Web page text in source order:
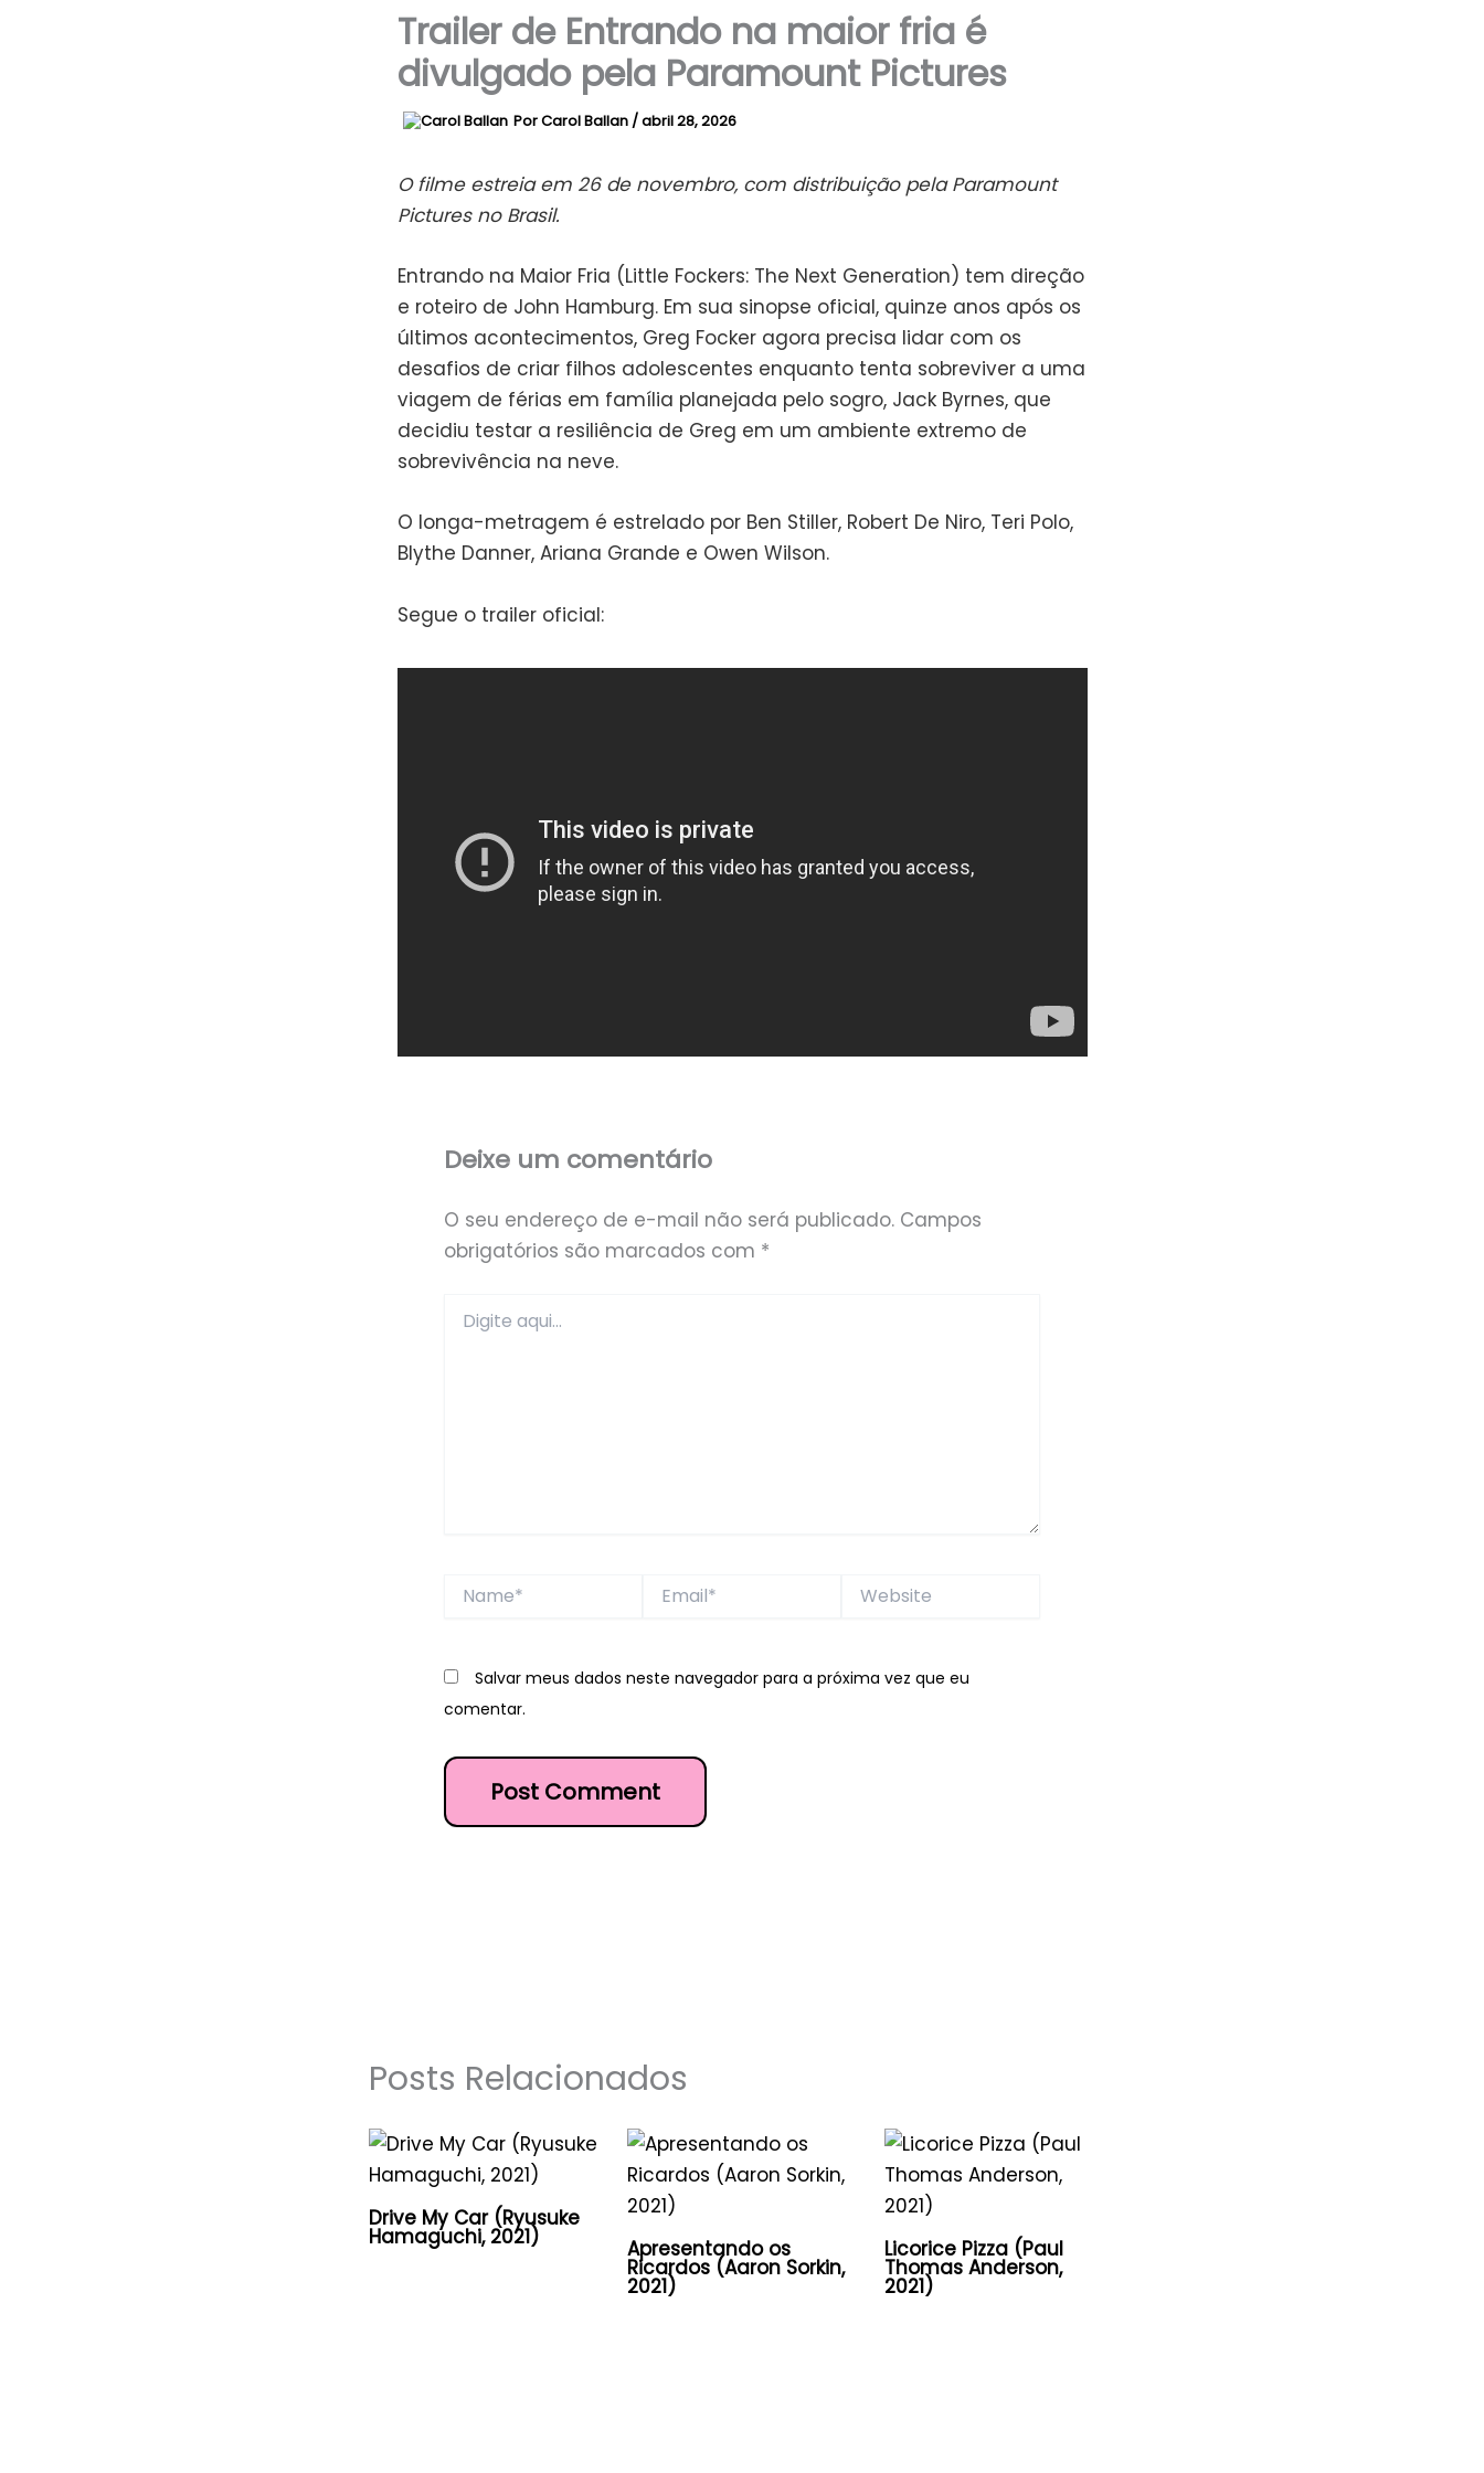
Trailer de Entrando na maior fria é
divulgado pela Paramount Pictures
PorCarol Ballan /abril 28, 2026
O filme estreia em 26 de novembro, com distribuição pela Paramount
Pictures no Brasil.
Entrando na Maior Fria (Little Fockers: The Next Generation) tem direção
e roteiro de John Hamburg. Em sua sinopse oficial, quinze anos após os
últimos acontecimentos, Greg Focker agora precisa lidar com os
desafios de criar filhos adolescentes enquanto tenta sobreviver a uma
viagem de férias em família planejada pelo sogro, Jack Byrnes, que
decidiu testar a resiliência de Greg em um ambiente extremo de
sobrevivência na neve.
O longa-metragem é estrelado por Ben Stiller, Robert De Niro, Teri Polo,
Blythe Danner, Ariana Grande e Owen Wilson.
Segue o trailer oficial:
Deixe um comentário
O seu endereço de e-mail não será publicado. Campos
obrigatórios são marcados com *
aqui...
Website
Salvar meus dados neste navegador para a próxima vez que eu
comentar.
Posts Relacionados
Drive My Car (Ryusuke
Hamaguchi, 2021) Apresentando os
Ricardos (Aaron Sorkin,
2021)
Licorice Pizza (Paul
Thomas Anderson,
2021)